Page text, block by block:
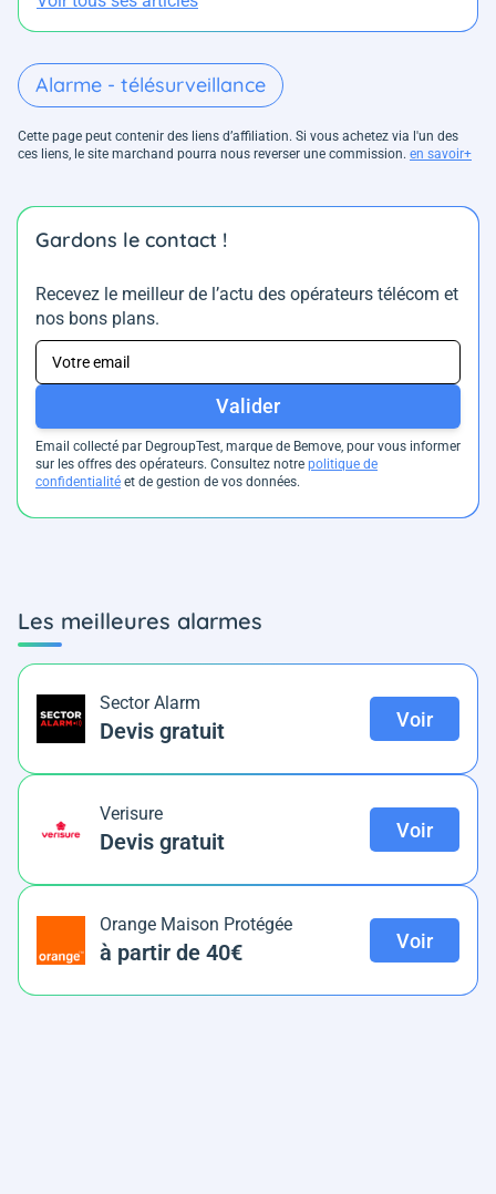
Alarme - télésurveillance
Cette page peut contenir des liens d’affiliation. Si vous achetez via l'un des
ces liens, le site marchand pourra nous reverser une commission. en savoir+
Gardons le contact !
Recevez le meilleur de l’actu des opérateurs télécom et
nos bons plans.
Valider
Email collecté par DegroupTest, marque de Bemove, pour vous informer
sur les offres des opérateurs. Consultez notre politique de
confidentialité et de gestion de vos données.
Les meilleures alarmes
Sector Alarm
Devis gratuit Voir
Verisure
Devis gratuit Voir
Orange Maison Protégée
à partir de 40€ Voir